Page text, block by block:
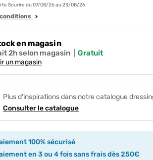
Sourire du 07/08/26 au 23/08/26
en magasin
2h selon magasin gratuit
un magasin
Plus d'inspirations dans notre catalogue
Consulter le catalogue
100% sécurisé
en 3 ou 4 fois sans frais dès 250€